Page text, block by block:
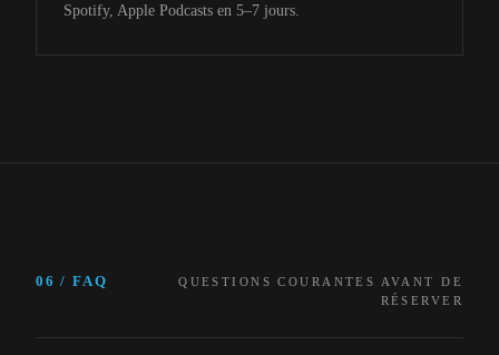
Spotify, Apple Podcasts en 5–7 jours.
06 / FAQ
QUESTIONS COURANTES AVANT DE
RÉSERVER